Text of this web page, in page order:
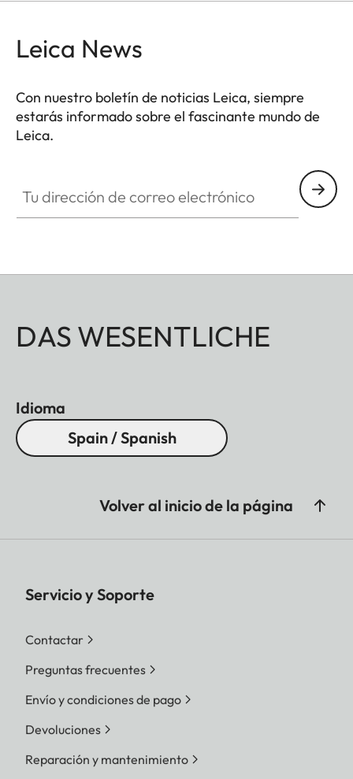
Leica News
Con nuestro boletín de noticias Leica, siempre
estarás informado sobre el fascinante mundo de
Leica.
DAS WESENTLICHE
Idioma
Spain / Spanish
Volver al inicio de la página
Servicio y Soporte
Contactar
Preguntas frecuentes
Envío y condiciones de pago
Devoluciones
Reparación y mantenimiento